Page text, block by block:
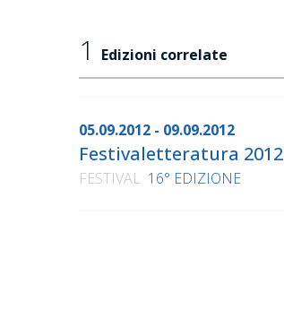
1 Edizioni correlate
05.09.2012 - 09.09.2012
Festivaletteratura 2012
FESTIVAL 16° EDIZIONE